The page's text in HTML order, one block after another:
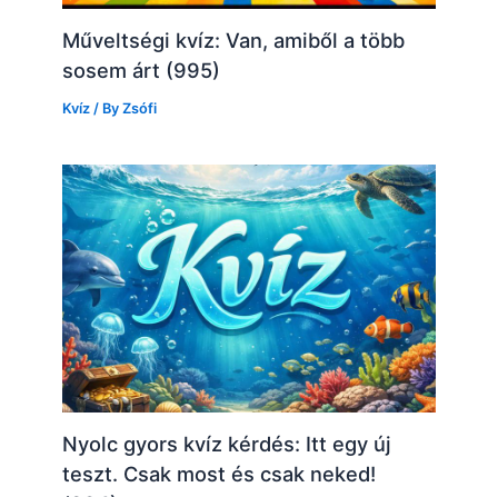
Műveltségi kvíz: Van, amiből a több
sosem árt (995)
Kvíz / ByZsófi
Nyolc gyors kvíz kérdés: Itt egy új
teszt. Csak most és csak neked!